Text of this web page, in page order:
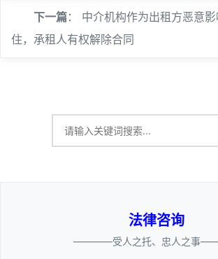
下一篇： 中介机构作为出租方恶意
住，承租人有权解除合同
法律咨询
————受人之托、忠人之事